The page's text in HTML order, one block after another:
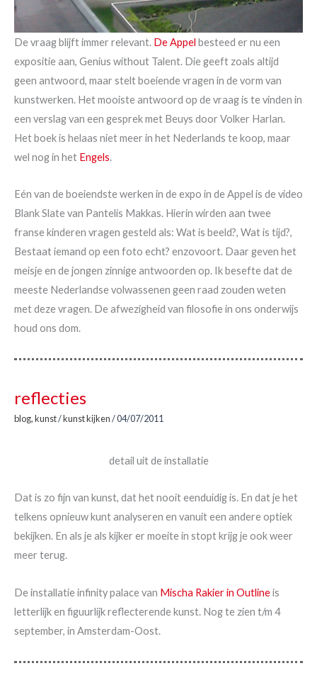
De vraag blijft immer relevant. De Appel besteed er nu een
expositie aan, Genius without Talent. Die geeft zoals altijd
geen antwoord, maar stelt boeiende vragen in de vorm van
kunstwerken. Het mooiste antwoord op de vraag is te vinden in
een verslag van een gesprek met Beuys door Volker Harlan.
Het boek is helaas niet meer in het Nederlands te koop, maar
wel nog in het Engels.
Eén van de boeiendste werken in de expo in de Appel is de video
Blank Slate van Pantelis Makkas. Hierin wirden aan twee
franse kinderen vragen gesteld als: Wat is beeld?, Wat is tijd?,
Bestaat iemand op een foto echt? enzovoort. Daar geven het
meisje en de jongen zinnige antwoorden op. Ik besefte dat de
meeste Nederlandse volwassenen geen raad zouden weten
met deze vragen. De afwezigheid van filosofie in ons onderwijs
houd ons dom.
reflecties
blog,kunst/kunst kijken/04/07/2011
detail uit de installatie
Dat is zo fijn van kunst, dat het nooit eenduidig is. En dat je het
telkens opnieuw kunt analyseren en vanuit een andere optiek
bekijken. En als je als kijker er moeite in stopt krijg je ook weer
meer terug.
De installatie infinity palace van Mischa Rakier in Outlineis
letterlijk en figuurlijk reflecterende kunst. Nog te zien t/m 4
september, in Amsterdam-Oost.